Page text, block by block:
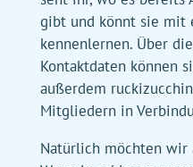
gibt und könnt sie mit
kennenlernen. Über
Kontaktdaten können
außerdem
Mitgliedern in
Natürlich möchten